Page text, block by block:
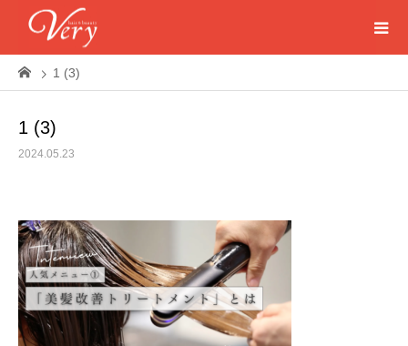
1 (3)
1 (3)
2024.05.23